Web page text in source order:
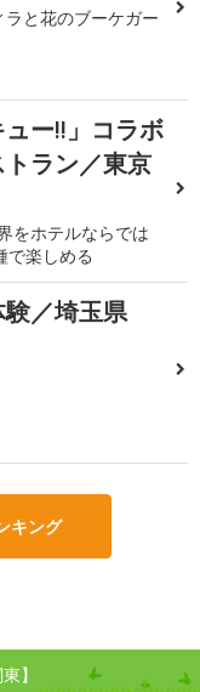
と花のブーケガー
ー!!」コラボ
ラン／東京
をホテルならでは
で楽しめる
／埼玉県
キング
】